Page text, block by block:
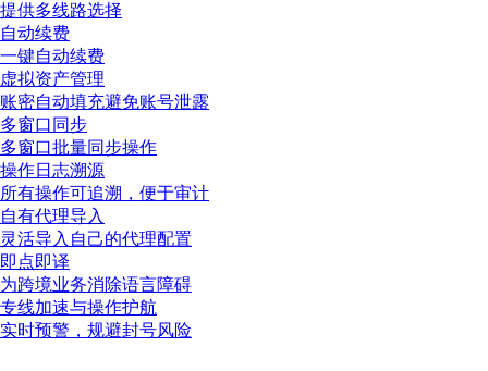
提供多线路选择
自动续费
一键自动续费
虚拟资产管理
账密自动填充避免账号泄露
多窗口同步
多窗口批量同步操作
操作日志溯源
所有操作可追溯，便于审计
自有代理导入
灵活导入自己的代理配置
即点即译
为跨境业务消除语言障碍
专线加速与操作护航
实时预警，规避封号风险